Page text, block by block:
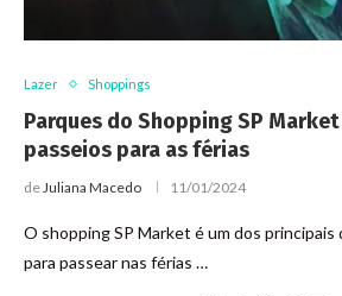
Lazer Shoppings
Parques do Shopping SP
passeios para as férias
deJuliana Macedo 11/01/2024
O shopping SP Market é um dos principais
para passear nas férias …